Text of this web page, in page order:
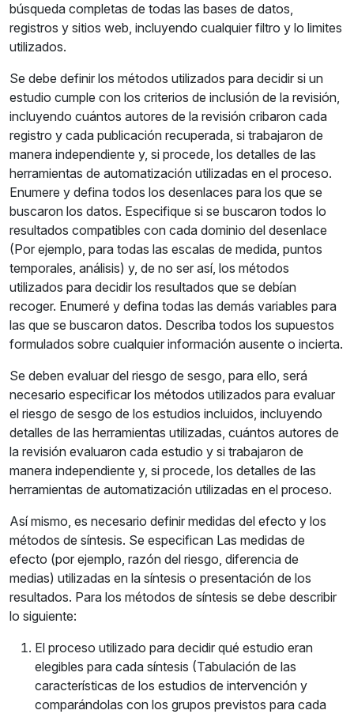
búsqueda completas de todas las bases de datos,
registros y sitios web, incluyendo cualquier filtro y lo limites
utilizados.
Se debe definir los métodos utilizados para decidir si un
estudio cumple con los criterios de inclusión de la revisión,
incluyendo cuántos autores de la revisión cribaron cada
registro y cada publicación recuperada, si trabajaron de
manera independiente y, si procede, los detalles de las
herramientas de automatización utilizadas en el proceso.
Enumere y defina todos los desenlaces para los que se
buscaron los datos. Especifique si se buscaron todos lo
resultados compatibles con cada dominio del desenlace
(Por ejemplo, para todas las escalas de medida, puntos
temporales, análisis) y, de no ser así, los métodos
utilizados para decidir los resultados que se debían
recoger. Enumeré y defina todas las demás variables para
las que se buscaron datos. Describa todos los supuestos
formulados sobre cualquier información ausente o incierta.
Se deben evaluar del riesgo de sesgo, para ello, será
necesario especificar los métodos utilizados para evaluar
el riesgo de sesgo de los estudios incluidos, incluyendo
detalles de las herramientas utilizadas, cuántos autores de
la revisión evaluaron cada estudio y si trabajaron de
manera independiente y, si procede, los detalles de las
herramientas de automatización utilizadas en el proceso.
Así mismo, es necesario definir medidas del efecto y los
métodos de síntesis. Se especifican Las medidas de
efecto (por ejemplo, razón del riesgo, diferencia de
medias) utilizadas en la síntesis o presentación de los
resultados. Para los métodos de síntesis se debe describir
lo siguiente:
El proceso utilizado para decidir qué estudio eran
elegibles para cada síntesis (Tabulación de las
características de los estudios de intervención y
comparándolas con los grupos previstos para cada